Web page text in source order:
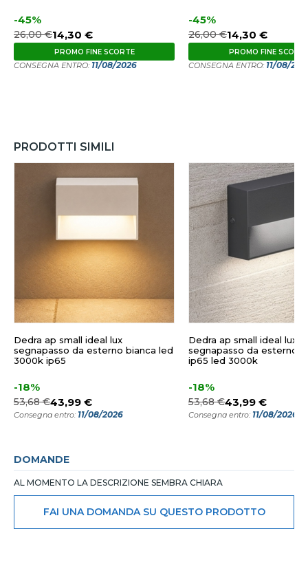
-45%
26,00 €14,30 €
PROMO FINE SCORTE
CONSEGNA ENTRO: 11/08/2026
-45%
26,00 €14,30 €
PROMO FINE
CONSEGNA ENTRO: 11/08/
PRODOTTI SIMILI
Dedra ap small ideal lux
segnapasso da esterno bianca led
3000k ip65
-18%
53,68 €43,99 €
Consegna entro: 11/08/2026
Dedra ap small ideal lux
segnapasso da esterno
ip65 led 3000k
-18%
53,68 €43,99 €
Consegna entro: 11/08/2026
DOMANDE
AL MOMENTO LA DESCRIZIONE SEMBRA CHIARA
FAI UNA DOMANDA SU QUESTO PRODOTTO